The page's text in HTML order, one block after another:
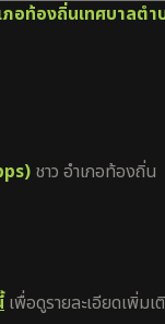
ภอท้องถิ่นเทศบาลตำ
ชาว อำเภอท้องถิ่น
เพื่อดูรายละเอียดเพิ่มเ